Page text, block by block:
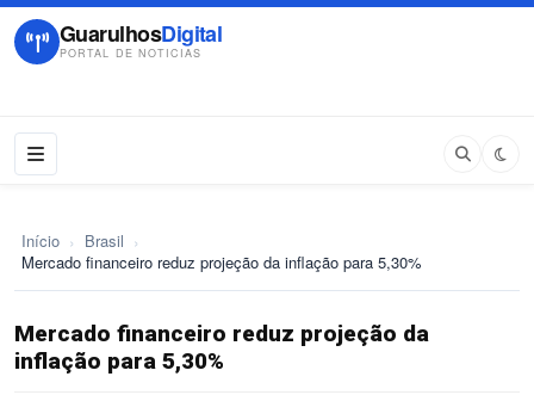
GuarulhosDigital
PORTAL DE NOTICIAS
Início › Brasil ›
Mercado financeiro reduz projeção da inflação para 5,30%
Mercado financeiro reduz projeção da
inflação para 5,30%